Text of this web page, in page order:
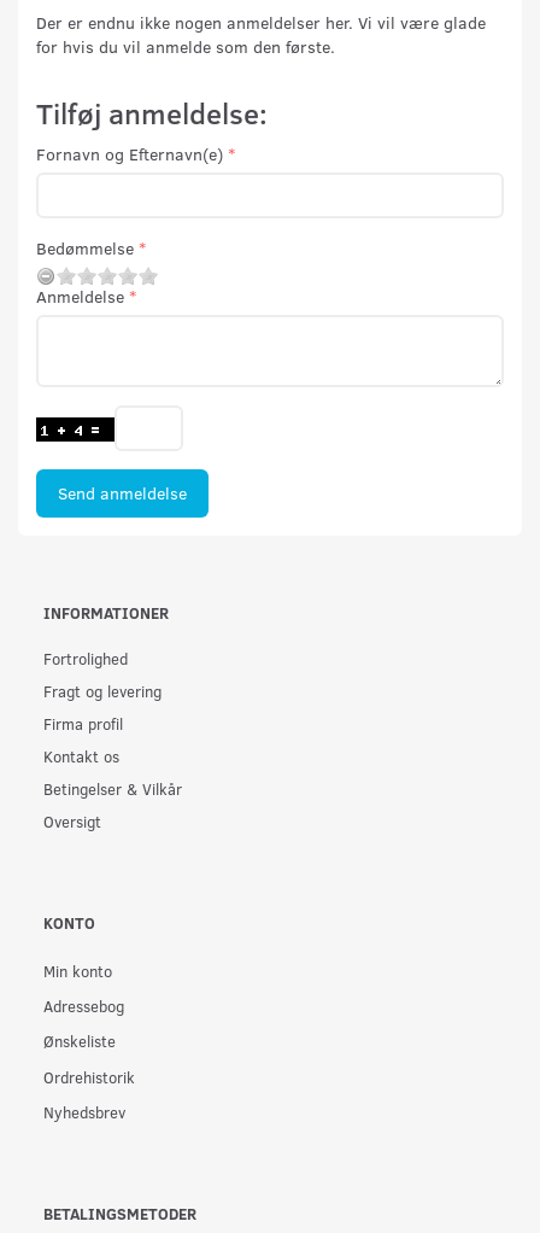
Der er endnu ikke nogen anmeldelser her. Vi vil være glade
for hvis du vil anmelde som den første.
Tilføj anmeldelse:
Fornavn og Efternavn(e)
Bedømmelse
Anmeldelse
Send anmeldelse
INFORMATIONER
Fortrolighed
Fragt og levering
Firma profil
Kontakt os
Betingelser & Vilkår
Oversigt
KONTO
Min konto
Adressebog
Ønskeliste
Ordrehistorik
Nyhedsbrev
BETALINGSMETODER